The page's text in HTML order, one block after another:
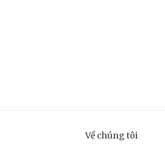
Về chúng tôi